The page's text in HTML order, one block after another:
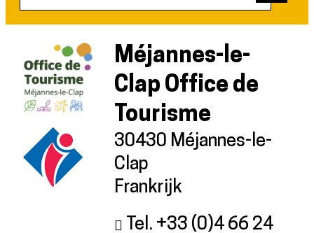
Méjannes-le-
Clap Office de
Tourisme
30430 Méjannes-le-
Clap
Frankrijk
Tel. +33 (0)4 66 24